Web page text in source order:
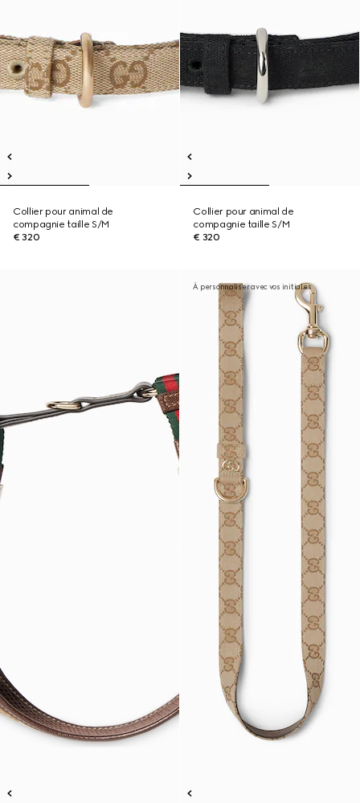
Collier pour animal de
compagnie taille S/M
€ 320
Collier pour animal de
compagnie taille S/M
€ 320
À personnaliser avec vos initiales